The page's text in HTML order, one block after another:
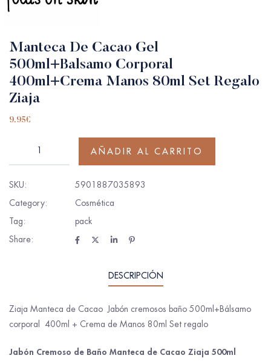
Manteca De Cacao Gel
500ml+Balsamo Corporal
400ml+Crema Manos 80ml Set Regalo
Ziaja
9.95€
AÑADIR AL CARRITO
SKU:
5901887035893
Category:
Cosmética
Tag:
pack
Share:
DESCRIPCIÓN
Ziaja Manteca de Cacao Jabón cremosos baño 500ml+Bálsamo
corporal 400ml + Crema de Manos 80ml Set regalo
Jabón Cremoso de Baño Manteca de Cacao Ziaja 500ml